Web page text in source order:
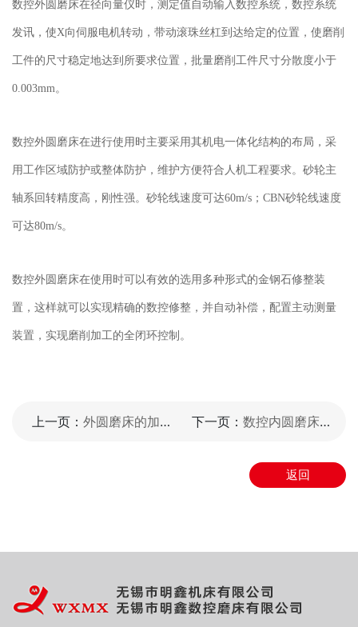
数控外圆磨床在径向量仪时，测定值自动输入数控系统，数控系统
发讯，使X向伺服电机转动，带动滚珠丝杠到达给定的位置，使磨削
工件的尺寸稳定地达到所要求位置，批量磨削工件尺寸分散度小于
0.003mm。
数控外圆磨床在进行使用时主要采用其机电一体化结构的布局，采
用工作区域防护或整体防护，维护方便符合人机工程要求。砂轮主
轴系回转精度高，刚性强。砂轮线速度可达60m/s；CBN砂轮线速度
可达80m/s。
数控外圆磨床在使用时可以有效的选用多种形式的金钢石修整装
置，这样就可以实现精确的数控修整，并自动补偿，配置主动测量
装置，实现磨削加工的全闭环控制。
上一页： 外圆磨床的加工工艺控制要求 下一页：数控内圆磨床加工时会遇到哪些问题
返回